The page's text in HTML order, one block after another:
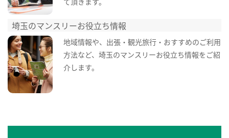
埼玉のマンスリーお役立ち情報
地域情報や、出張・観光旅行・おすすめのご利用
方法など、埼玉のマンスリーお役立ち情報をご紹
介します。